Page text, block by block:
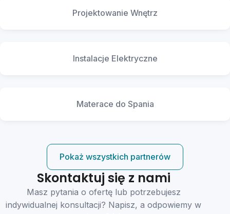
Projektowanie Wnętrz
Instalacje Elektryczne
Materace do Spania
Pokaż wszystkich partnerów
Skontaktuj się z nami
Masz pytania o ofertę lub potrzebujesz
indywidualnej konsultacji? Napisz, a odpowiemy w